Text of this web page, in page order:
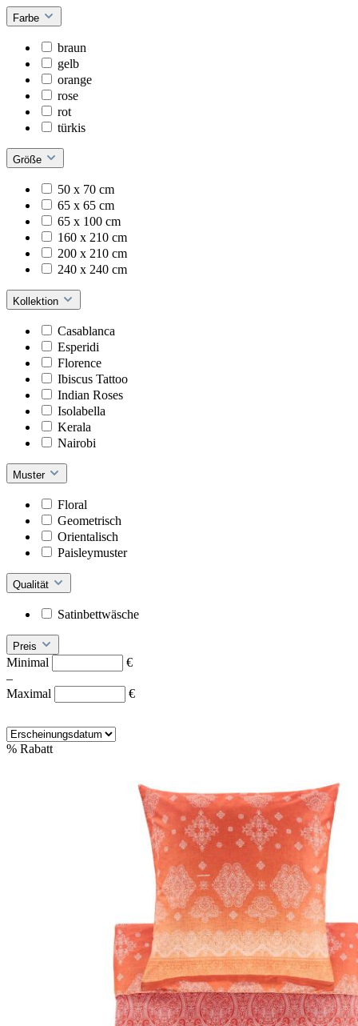
Farbe
braun
gelb
orange
rose
rot
türkis
Größe
50 x 70 cm
65 x 65 cm
65 x 100 cm
160 x 210 cm
200 x 210 cm
240 x 240 cm
Kollektion
Casablanca
Esperidi
Florence
Ibiscus Tattoo
Indian Roses
Isolabella
Kerala
Nairobi
Muster
Floral
Geometrisch
Orientalisch
Paisleymuster
Qualität
Satinbettwäsche
Preis
Minimal
€
–
Maximal
€
% Rabatt